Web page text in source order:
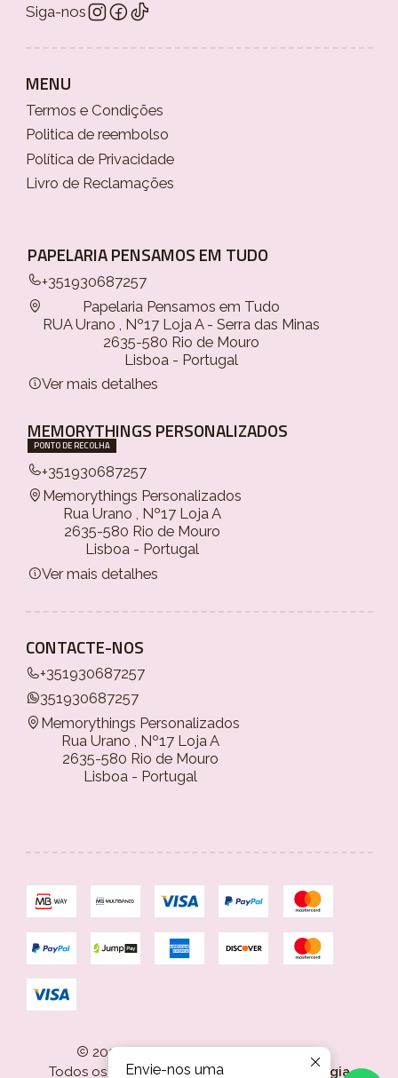
Siga-nos
MENU
Termos e Condições
Politica de reembolso
Política de Privacidade
Livro de Reclamações
PAPELARIA PENSAMOS EM TUDO
+351930687257
Papelaria Pensamos em Tudo
RUA Urano , Nº17 Loja A - Serra das Minas
2635-580 Rio de Mouro
Lisboa - Portugal
Ver mais detalhes
MEMORYTHINGS PERSONALIZADOS
PONTO DE RECOLHA
+351930687257
Memorythings Personalizados
Rua Urano , Nº17 Loja A
2635-580 Rio de Mouro
Lisboa - Portugal
Ver mais detalhes
CONTACTE-NOS
+351930687257
351930687257
Memorythings Personalizados
Rua Urano , Nº17 Loja A
2635-580 Rio de Mouro
Lisboa - Portugal
2026 Memorythings Personalizados.
Todos os Direitos Reservados.
Com tecnologia
Envie-nos uma